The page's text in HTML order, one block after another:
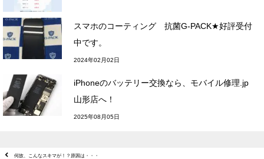
スマホのコーティング 抗菌G-PACK★好評受付
中です。
2024年02月02日
iPhoneのバッテリー交換なら、モバイル修理.jp
山形店へ！
2025年08月05日
何故、こんなスキマが！？原因は・・・